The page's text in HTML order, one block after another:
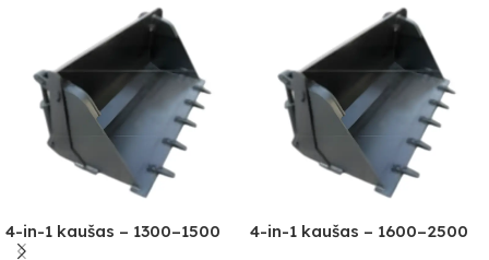
4-in-1 kaušas – 1300–1500
kg klasei
4-in-1 kaušas – 1600–2500